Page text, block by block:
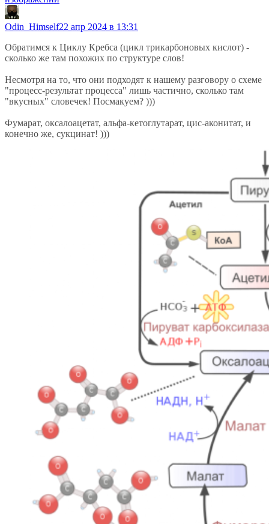
Odin_Himself22 апр 2024 в 13:31
Обратимся к Циклу Кребса (цикл трикарбоновых кислот) -
сколько же там похожих по структуре слов!
Несмотря на то, что они подходят к нашему разговору о схеме
"процесс-результат процесса" лишь частично, сколько там
"вкусных" словечек! Посмакуем? )))
Фумарат, оксалоацетат, альфа-кетоглутарат, цис-аконитат, и
конечно же, сукцинат! )))